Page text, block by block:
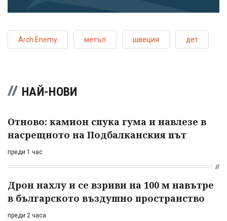
Arch Enemy метъл швеция дет
НАЙ-НОВИ
Отново: камион спука гума и навлезе в
насрещното на Подбалканския път
преди 1 час
Дрон нахлу и се взриви на 100 м навътре
в българското въздушно пространство
преди 2 часа